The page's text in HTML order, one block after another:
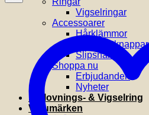
Vigselringar
Accessoarer
Hårklämmor
Manchettknappar
Slipsnålar
Shoppa nu
Erbjudanden
Nyheter
Förlovnings- & Vigselring
Varumärken